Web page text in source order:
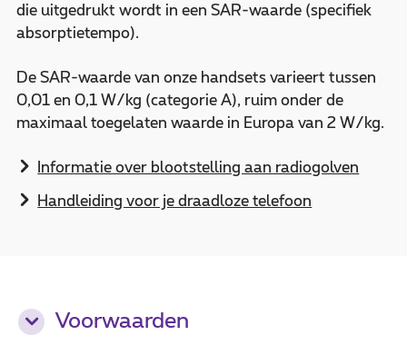
die uitgedrukt wordt in een SAR-waarde (specifiek
absorptietempo).
De SAR-waarde van onze handsets varieert tussen
0,01 en 0,1 W/kg (categorie A), ruim onder de
maximaal toegelaten waarde in Europa van 2 W/kg.
Informatie over blootstelling aan radiogolven
Handleiding voor je draadloze telefoon
Voorwaarden